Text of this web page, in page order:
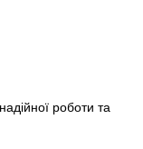
роботи та